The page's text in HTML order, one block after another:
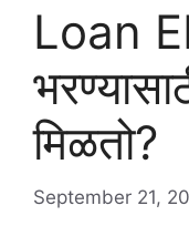
Loan
मिळतो?
September 21,